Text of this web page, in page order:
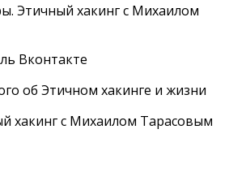
Этичный хакинг с Михаилом
Вконтакте
об Этичном хакинге и жизни
хакинг с Михаилом Тарасовым